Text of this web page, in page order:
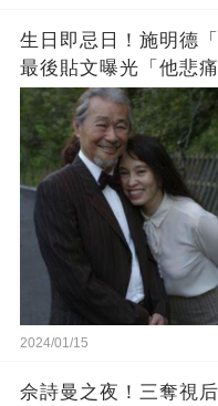
生日即忌日！施明德
最後貼文曝光「他悲
2024/01/15
佘詩曼之夜！三奪視